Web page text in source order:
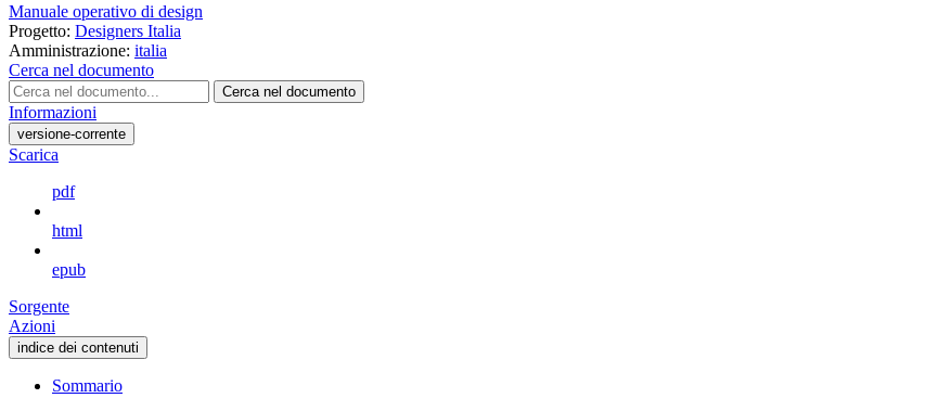
Manuale operativo di design
Progetto: Designers Italia
Amministrazione: italia
Cerca nel documento
Cerca nel documento
Informazioni
versione-corrente
Scarica
pdf
html
epub
Sorgente
Azioni
indice dei contenuti
Sommario